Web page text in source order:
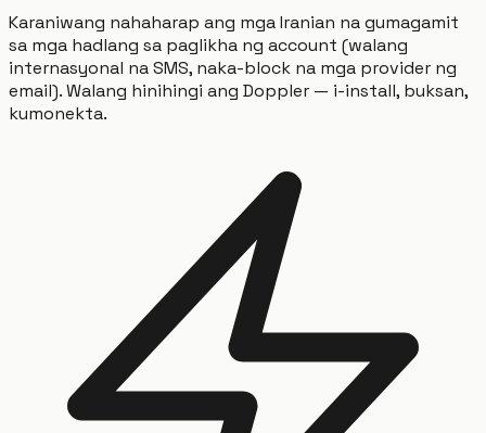
Karaniwang nahaharap ang mga Iranian na gumagamit
sa mga hadlang sa paglikha ng account (walang
internasyonal na SMS, naka-block na mga provider ng
email). Walang hinihingi ang Doppler — i-install, buksan,
kumonekta.